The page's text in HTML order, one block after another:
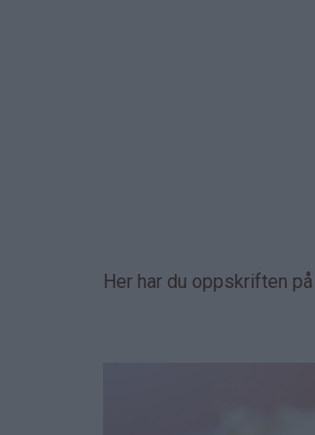
Her har du oppskriften